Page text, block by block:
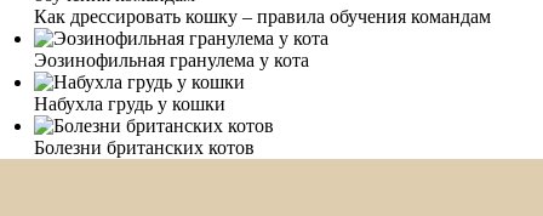
Как дрессировать кошку – правила обучения командам
Эозинофильная гранулема у кота
Набухла грудь у кошки
Болезни британских котов